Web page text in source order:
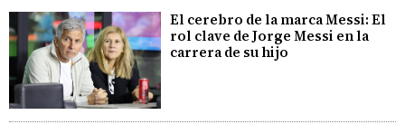
El cerebro de la marca Messi: El
rol clave de Jorge Messi en la
carrera de su hijo